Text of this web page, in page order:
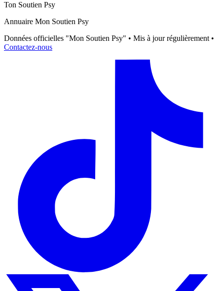
Ton Soutien Psy
Annuaire Mon Soutien Psy
Données officielles "Mon Soutien Psy" • Mis à jour régulièrement •
Contactez-nous